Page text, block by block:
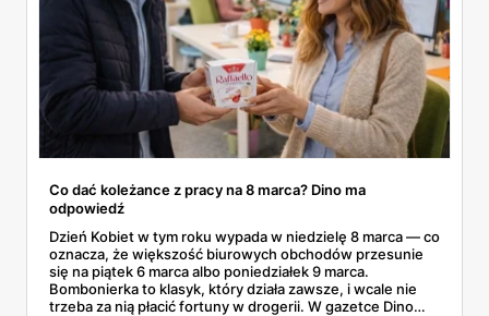
Co dać koleżance z pracy na 8 marca? Dino ma
odpowiedź
Dzień Kobiet w tym roku wypada w niedzielę 8 marca — co
oznacza, że większość biurowych obchodów przesunie
się na piątek 6 marca albo poniedziałek 9 marca.
Bombonierka to klasyk, który działa zawsze, i wcale nie
trzeba za nią płacić fortuny w drogerii. W gazetce Dino